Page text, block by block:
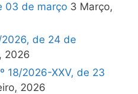
03 de março 3 Março,
de 24 de
2026
18/2026-XXV, de 23
2026